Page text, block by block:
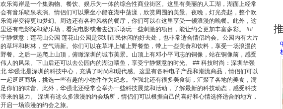
欢乐海岸是一个集购物、餐饮、娱乐为一体的综合性商业街区。这里有美丽的人工湖，湖面上经常
会有音乐喷泉表演。情侣们可以乘坐小船在湖中荡漾，欣赏周围的美景。夜晚，灯光亮起，整个欢
乐海岸变得更加梦幻。周边还有各种风格的餐厅，你们可以在这里享受一顿浪漫的晚餐。此外，这
里还有电影院和游乐场，看完电影或者去游乐场玩一些刺激的项目，能让约会更加丰富多彩。 ##
宁静惬意：莲花山公园 莲花山公园是深圳市民休闲的好去处，也非常适合情侣约会。公园内有大片
的草坪和树林，空气清新。你们可以在草坪上铺上野餐垫，带上一些美食和饮料，享受一场浪漫的
野餐。之后一起爬上山顶，俯瞰深圳的城市美景。山顶上有邓小平同志的铜像，站在铜像前，感受
伟人的风采。下山后还可以去公园内的湖边喂鱼，享受宁静惬意的时光。 ## 科技时尚：深圳华强
北 华强北是深圳的科技中心，充满了时尚和现代感。这里有各种电子产品和潮流商品，情侣们可以
一起逛逛商场，挑选一些有趣的小物件作为纪念。华强北还有很多美食街，汇聚了各地的美食，满
足你们的味蕾。此外，华强北还经常会举办一些科技展览和活动，了解最新的科技动态，感受科技
带来的魅力。 深圳有这么多浪漫的约会场所，情侣们可以根据自己的喜好和心情选择适合的地方，
开启一场浪漫的约会之旅。